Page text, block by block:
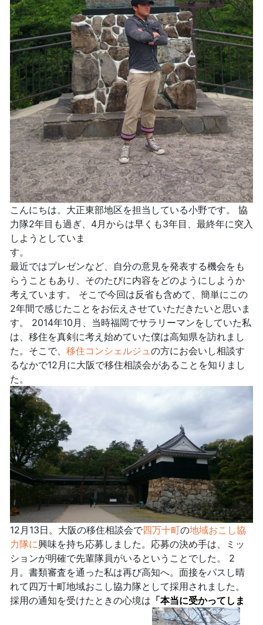
こんにちは。大正東部地区を担当している小野です。 協
力隊2年目も過ぎ、4月からは早くも3年目、最終年に突入
しようとしていま
す
最近ではプレゼンなど、自分の意見を発表する機会をも
らうこともあり、そのたびに内容をどのようにしようか
考えています。 そこで今回は反省も含めて、簡単にこの
2年間で感じたことをお伝えさせていただきたいと思いま
す。 2014年10月、当時福岡でサラリーマンをしていた私
は、移住を真剣に考え始めていた僕は高知県を訪れまし
た。そこで、 移住コンシェルジュの方にお会いし相談す
るなかで12月に大阪で移住相談会があることを知りまし
た。
12月13日。大阪の移住相談会で四万十町の地域おこし協
力隊に興味を持ち応募しました。応募の決め手は、ミッ
ションが明確で先輩隊員がいるということでした。 2
月。書類審査を通った私は再び高知へ。面接をパスし晴
れて四万十町地域おこし協力隊として採用されました。
採用の通知を受けたときの心境は 「本当に受かってしま